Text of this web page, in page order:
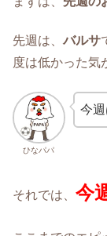
先週は、 バルサ
度は低かった気
ひなパパ
今週
それでは、 今